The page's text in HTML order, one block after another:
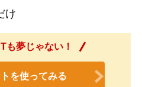
け
も夢じゃない！
を使ってみる